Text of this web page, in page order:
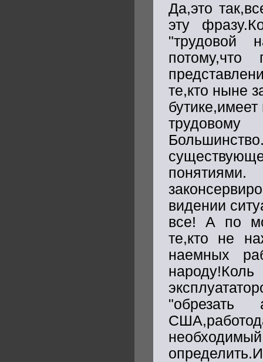
Да,это
эту
"трудовой
потому,что
те,кто ныне
видении
все! А по
те,кто не
наемных
"обрезать